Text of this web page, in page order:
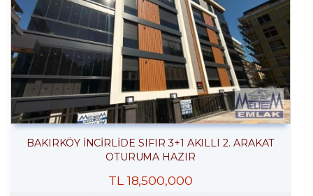
BAKIRKÖY İNCİRLİDE SIFIR 3+1 AKILLI 2. ARAKAT
OTURUMA HAZIR
TL 18,500,000